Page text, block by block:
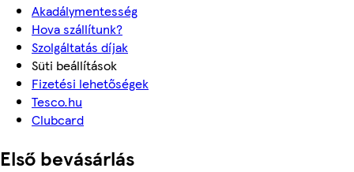
Akadálymentesség
Hova szállítunk?
Szolgáltatás díjak
Süti beállítások
Fizetési lehetőségek
Tesco.hu
Clubcard
Első bevásárlás